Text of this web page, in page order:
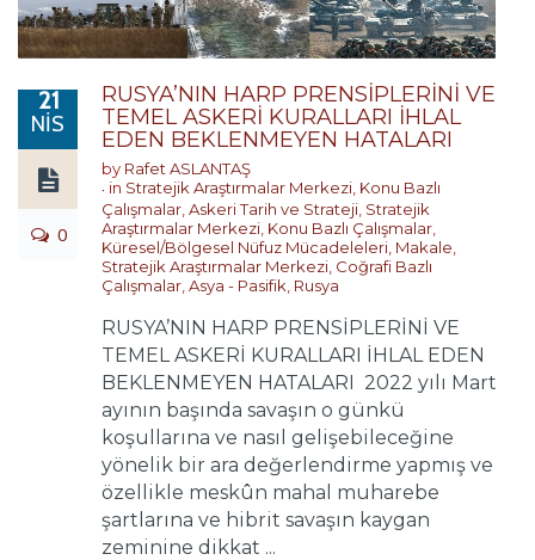
21
NIS
0
RUSYA’NIN HARP PRENSİPLERİNİ VE
TEMEL ASKERİ KURALLARI İHLAL
EDEN BEKLENMEYEN HATALARI
by Rafet ASLANTAŞ
in Stratejik Araştırmalar Merkezi Konu Bazlı
Çalışmalar Askeri Tarih ve Strateji Stratejik
Araştırmalar Merkezi Konu Bazlı Çalışmalar
Küresel/Bölgesel Nüfuz Mücadeleleri Makale
Stratejik Araştırmalar Merkezi Coğrafi Bazlı
Çalışmalar Asya - Pasifik Rusya
RUSYA’NIN HARP PRENSİPLERİNİ VE
TEMEL ASKERİ KURALLARI İHLAL EDEN
BEKLENMEYEN HATALARI 2022 yılı Mart
ayının başında savaşın o günkü
koşullarına ve nasıl gelişebileceğine
yönelik bir ara değerlendirme yapmış ve
özellikle meskûn mahal muharebe
şartlarına ve hibrit savaşın kaygan
zeminine dikkat ...